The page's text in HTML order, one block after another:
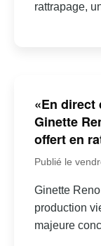
rattrapage,
«En direct
Ginette
offert en
Publié le
Ginette
production
majeure